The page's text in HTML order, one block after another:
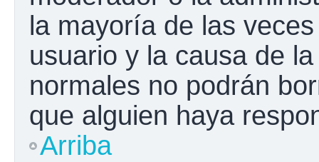
la mayoría de las
usuario y la causa de
normales no podrán
que alguien haya
Arriba